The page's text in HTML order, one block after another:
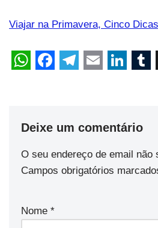
Viajar na Primavera, Cinco
Deixe um comentário
O seu endereço de email não
Campos obrigatórios
Nome *